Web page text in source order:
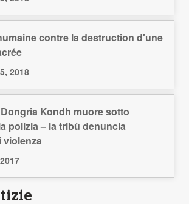
contre la destruction d'une
2018
Kondh muore sotto
polizia – la tribù denuncia
violenza